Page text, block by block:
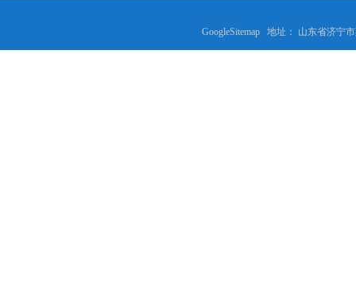
GoogleSitemap 地址： 山东省济宁